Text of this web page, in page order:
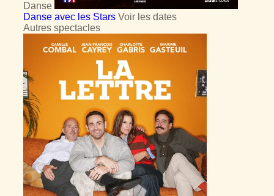
Danse
Danse avec les Stars Voir les dates
Autres spectacles